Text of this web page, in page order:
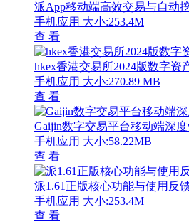
派App移动端高效交易与自动
手机应用 大小:253.4M
查 看
hkex香港交易所2024版数字资
手机应用 大小:270.89 MB
查 看
Gaijin数字交易平台移动端深度
手机应用 大小:58.22MB
查 看
派1.61正版核心功能与使用反
手机应用 大小:253.4M
查 看